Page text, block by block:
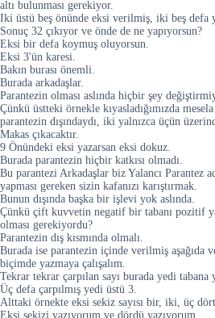
altı bulunması gerekiyor.
Iki üstü beş önünde eksi verilmiş, iki beş defa
Sonuç 32 çıkıyor ve önde de ne yapıyorsun?
Eksi bir defa koymuş oluyorsun.
Eksi 3'ün karesi.
Bakın burası önemli.
Burada arkadaşlar.
Parantezin olması aslında hiçbir şey
Çünkü üstteki örnekle kıyasladığımızda
parantezin dışındaydı, iki yalnızca üçün
Makas çıkacaktır.
9 Önündeki eksi yazarsan eksi dokuz.
Burada parantezin hiçbir katkısı olmadı.
Bu parantezi Arkadaşlar biz Yalancı Parantez
yapması gereken sizin kafanızı karıştırmak.
Bunun dışında başka bir işlevi yok aslında.
Çünkü çift kuvvetin negatif bir tabanı pozitif
olması gerekiyordu?
Parantezin dış kısmında olmalı.
Burada ise parantezin içinde verilmiş aşağıda
biçimde yazmaya çalışalım.
Tekrar tekrar çarpılan sayı burada yedi tabana
Üç defa çarpılmış yedi üstü 3.
Alttaki örnekte eksi sekiz sayısı bir, iki, üç dört
Eksi sekizi yazıyorum ve dördü yazıyorum.